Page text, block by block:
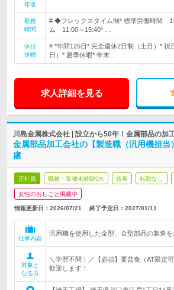
年収
勤務
時間
# ◆フレックスタイム制* 標準労働時間 1
ム 11:00～15:40* …
休日
休暇
# *年間125日* 完全週休2日制（土日）* 祝
日）* 夏季休暇* 年末…
求人詳細を見る
川島金属株式会社 | 設立から50年！金属部品の加
金属部品加工会社の【製造職（汎用機担
慮
正社員 職種・業種未経験OK 急募 転勤なし
女性のおしごと掲載中
情報更新日：2026/07/21 終了予定日： 2027/01/11
仕事内容
汎用機を使用した金型、金型部品の製造を
対象と
なる方
＼学歴不問！／【必須】要普免（AT限定
歓迎します！